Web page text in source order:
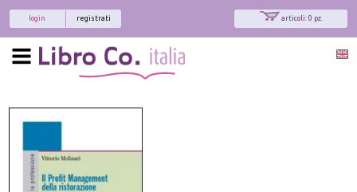
articoli: 0 pz.
registrati
login